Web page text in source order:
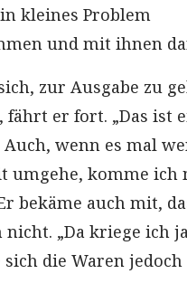
kleines Problem
und mit ihnen
zur Ausgabe zu
fährt er fort. „Das ist
wenn es mal
umgehe, komme
bekäme auch mit,
„Da kriege ich
die Waren